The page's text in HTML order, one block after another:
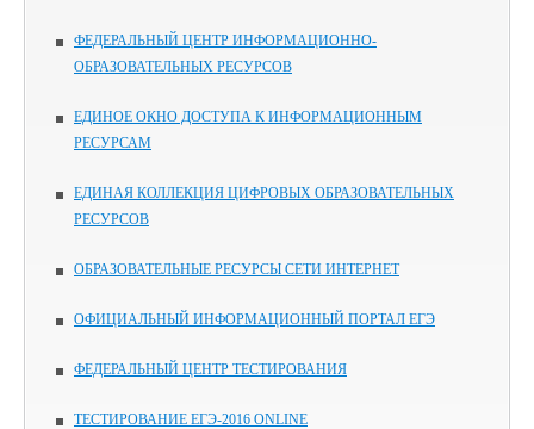
ФЕДЕРАЛЬНЫЙ ЦЕНТР ИНФОРМАЦИОННО-
ОБРАЗОВАТЕЛЬНЫХ РЕСУРСОВ
ЕДИНОЕ ОКНО ДОСТУПА К ИНФОРМАЦИОННЫМ
РЕСУРСАМ
ЕДИНАЯ КОЛЛЕКЦИЯ ЦИФРОВЫХ ОБРАЗОВАТЕЛЬНЫХ
РЕСУРСОВ
ОБРАЗОВАТЕЛЬНЫЕ РЕСУРСЫ СЕТИ ИНТЕРНЕТ
ОФИЦИАЛЬНЫЙ ИНФОРМАЦИОННЫЙ ПОРТАЛ ЕГЭ
ФЕДЕРАЛЬНЫЙ ЦЕНТР ТЕСТИРОВАНИЯ
ТЕСТИРОВАНИЕ ЕГЭ-2016 ONLINE